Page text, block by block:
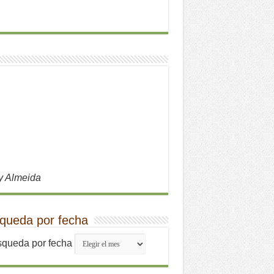
Almeida
por fecha
por fecha